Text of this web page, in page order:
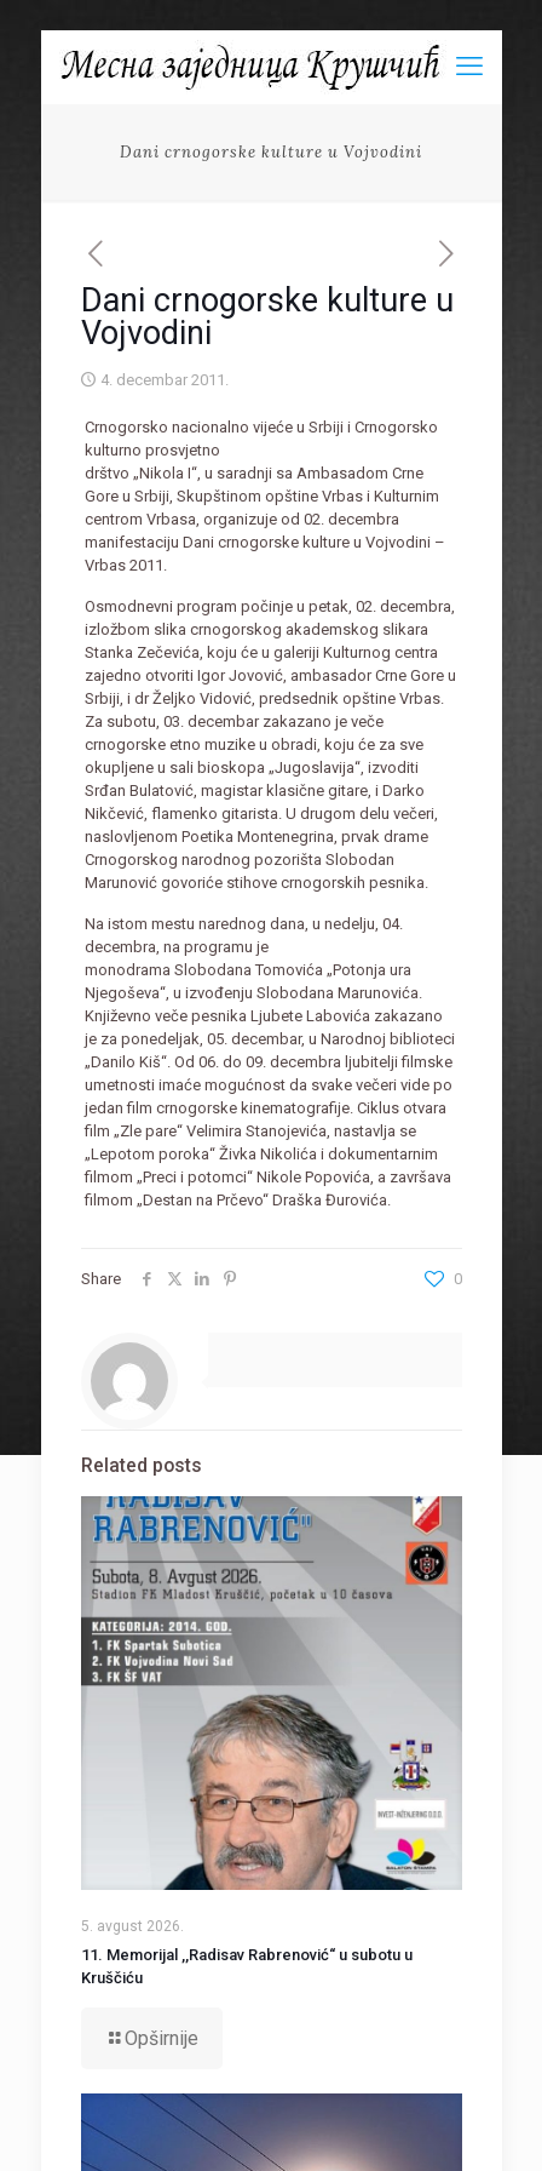
Dani crnogorske kulture u Vojvodini
Dani crnogorske kulture u
Vojvodini
4. decembar 2011.
Crnogorsko nacionalno vijeće u Srbiji i Crnogorsko
kulturno prosvjetno
drštvo „Nikola I“, u saradnji sa Ambasadom Crne
Gore u Srbiji, Skupštinom opštine Vrbas i Kulturnim
centrom Vrbasa, organizuje od 02. decembra
manifestaciju Dani crnogorske kulture u Vojvodini –
Vrbas 2011.
Osmodnevni program počinje u petak, 02. decembra,
izložbom slika crnogorskog akademskog slikara
Stanka Zečevića, koju će u galeriji Kulturnog centra
zajedno otvoriti Igor Jovović, ambasador Crne Gore u
Srbiji, i dr Željko Vidović, predsednik opštine Vrbas.
Za subotu, 03. decembar zakazano je veče
crnogorske etno muzike u obradi, koju će za sve
okupljene u sali bioskopa „Jugoslavija“, izvoditi
Srđan Bulatović, magistar klasične gitare, i Darko
Nikčević, flamenko gitarista. U drugom delu večeri,
naslovljenom Poetika Montenegrina, prvak drame
Crnogorskog narodnog pozorišta Slobodan
Marunović govoriće stihove crnogorskih pesnika.
Na istom mestu narednog dana, u nedelju, 04.
decembra, na programu je
monodrama Slobodana Tomovića „Potonja ura
Njegoševa“, u izvođenju Slobodana Marunovića.
Književno veče pesnika Ljubete Labovića zakazano
je za ponedeljak, 05. decembar, u Narodnoj biblioteci
„Danilo Kiš“. Od 06. do 09. decembra ljubitelji filmske
umetnosti imaće mogućnost da svake večeri vide po
jedan film crnogorske kinematografije. Ciklus otvara
film „Zle pare“ Velimira Stanojevića, nastavlja se
„Lepotom poroka“ Živka Nikolića i dokumentarnim
filmom „Preci i potomci“ Nikole Popovića, a završava
filmom „Destan na Prčevo“ Draška Đurovića.
Share 0
Related posts
5. avgust 2026.
11. Memorijal ,,Radisav Rabrenović“ u subotu u
Kruščiću
Opširnije